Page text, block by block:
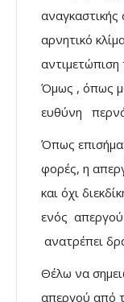
αναγκαστικής
αρνητικό
Όμως , όπως
ευθύνη
Όπως
φορές, η
και όχι
ενός απεργού
ανατρέπει
Θέλω να
απεργού από